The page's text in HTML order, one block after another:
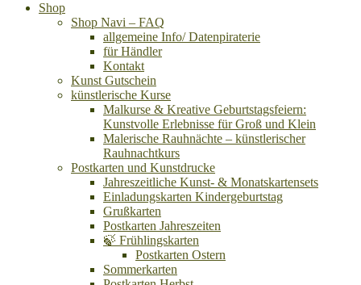
Shop
Shop Navi – FAQ
allgemeine Info/ Datenpiraterie
für Händler
Kontakt
Kunst Gutschein
künstlerische Kurse
Malkurse & Kreative Geburtstagsfeiern:
Kunstvolle Erlebnisse für Groß und Klein
Malerische Rauhnächte – künstlerischer
Rauhnachtkurs
Postkarten und Kunstdrucke
Jahreszeitliche Kunst- & Monatskartensets
Einladungskarten Kindergeburtstag
Grußkarten
Postkarten Jahreszeiten
🍃 Frühlingskarten
Postkarten Ostern
Sommerkarten